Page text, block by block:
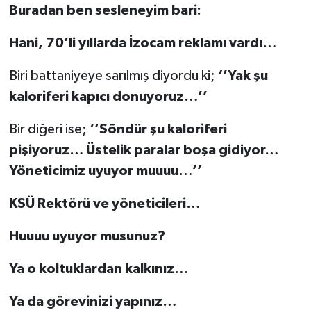
Buradan ben sesleneyim bari:
Hani, 70’li yıllarda İzocam reklamı vardı…
Biri battaniyeye sarılmış diyordu ki; ‘’Yak şu
kaloriferi kapıcı donuyoruz…’’
Bir diğeri ise; ‘’Söndür şu kaloriferi
pişiyoruz… Üstelik paralar boşa gidiyor…
Yöneticimiz uyuyor muuuu…’’
KSÜ Rektörü ve yöneticileri…
Huuuu uyuyor musunuz?
Ya o koltuklardan kalkınız…
Ya da görevinizi yapınız…